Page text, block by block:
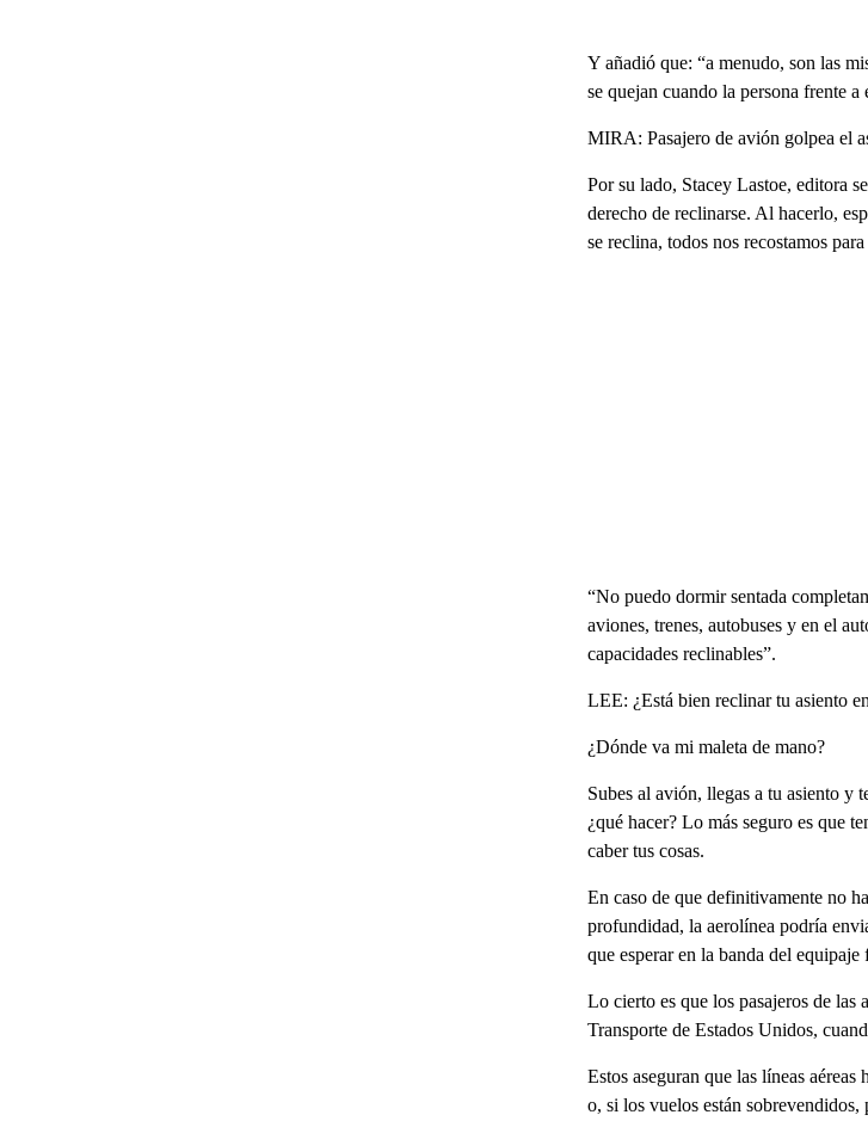
Y añadió que: “a menudo, son las
se quejan cuando la persona frente a
MIRA: Pasajero de avión golpea el
Por su lado, Stacey Lastoe, editora
derecho de reclinarse. Al hacerlo,
se reclina, todos nos recostamos
“No puedo dormir sentada
aviones, trenes, autobuses y en el
capacidades reclinables”.
LEE: ¿Está bien reclinar tu asiento
¿Dónde va mi maleta de mano?
Subes al avión, llegas a tu asiento y
¿qué hacer? Lo más seguro es que
caber tus cosas.
En caso de que definitivamente no
profundidad, la aerolínea podría
que esperar en la banda del
Lo cierto es que los pasajeros de las
Transporte de Estados Unidos,
Estos aseguran que las líneas
o, si los vuelos están sobrevendidos,